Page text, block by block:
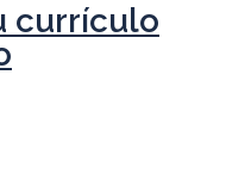
currículo